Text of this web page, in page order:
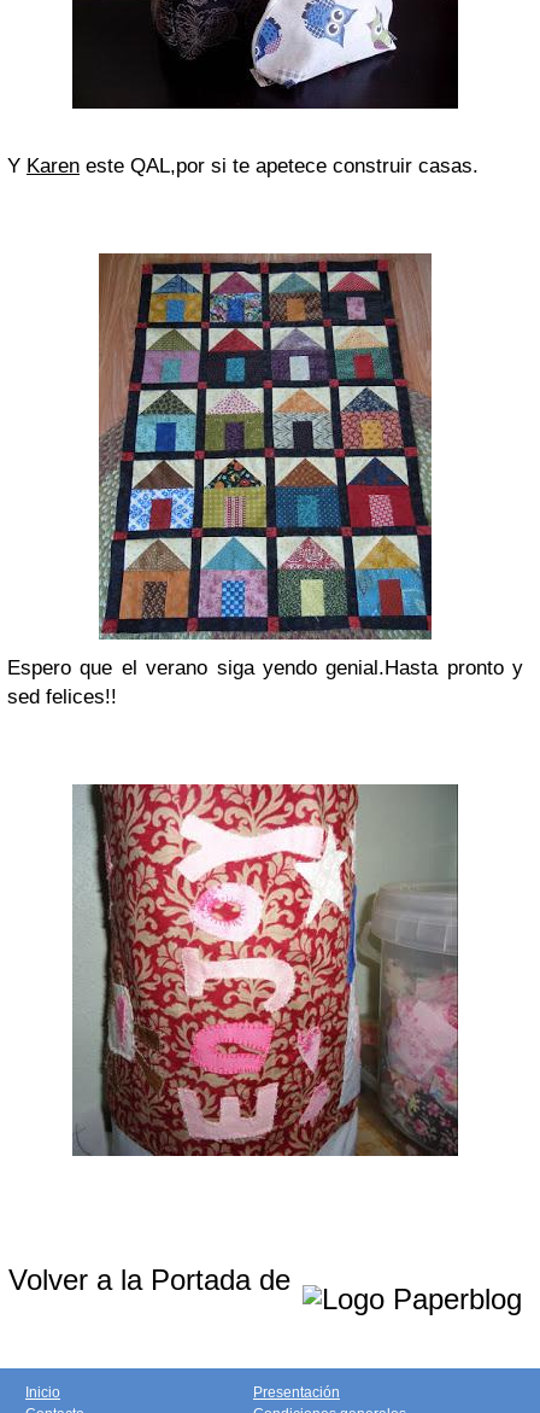
Y Karen este QAL,por si te apetece construir casas.
Espero que el verano siga yendo genial.Hasta pronto y
sed felices!!
Volver a la Portada de
Inicio
Presentación